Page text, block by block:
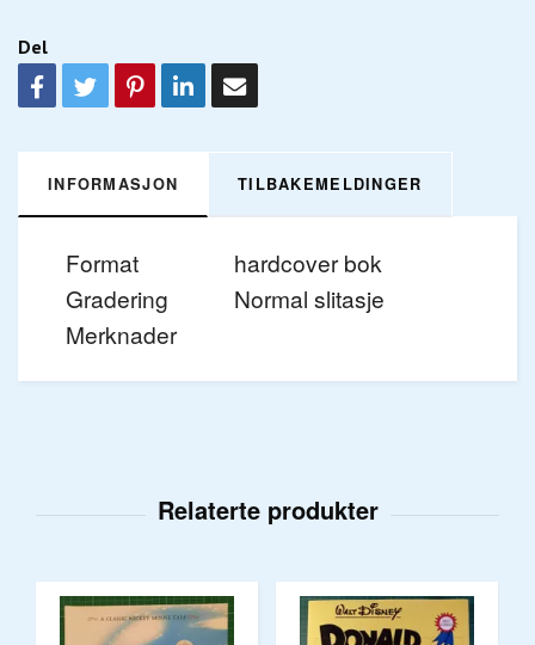
Del
INFORMASJON TILBAKEMELDINGER
Format
hardcover bok
Gradering
Normal slitasje
Merknader